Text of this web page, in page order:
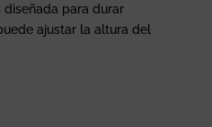
para durar
ajustar la altura del